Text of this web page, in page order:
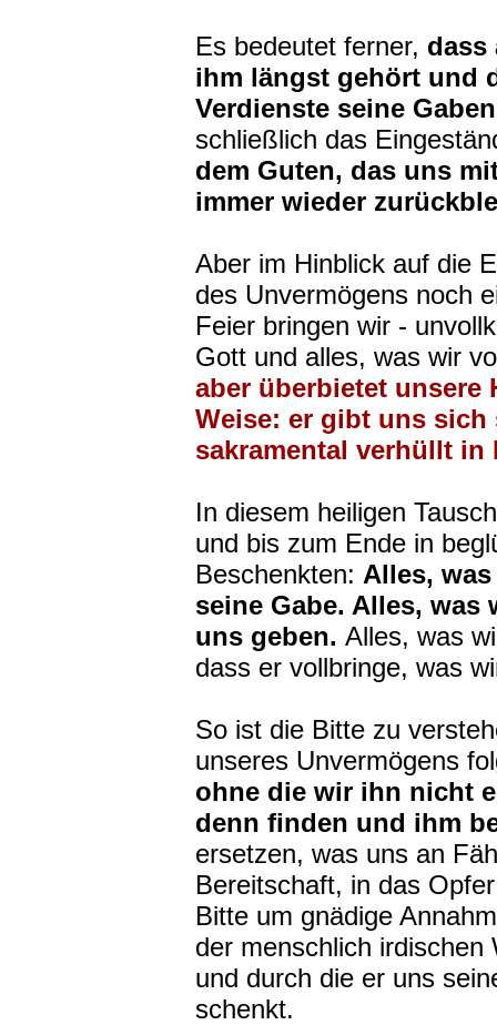
Es bedeutet ferner, dass
ihm längst gehört und
Verdienste seine
schließlich das
dem Guten, das uns
immer wieder
Aber im Hinblick auf die
des Unvermögens noch
Feier bringen wir ‑
Gott und alles, was wir
aber überbietet unsere
Weise: er gibt uns
sakramental verhüllt in
In diesem heiligen
und bis zum Ende in
Beschenkten: Alles,
seine Gabe. Alles, was
uns geben. Alles, was
dass er vollbringe, was
So ist die Bitte zu
unseres Unvermögens
ohne die wir ihn nicht
denn finden und ihm
ersetzen, was uns an
Bereitschaft, in das
Bitte um gnädige
der menschlich
und durch die er uns
schenkt.